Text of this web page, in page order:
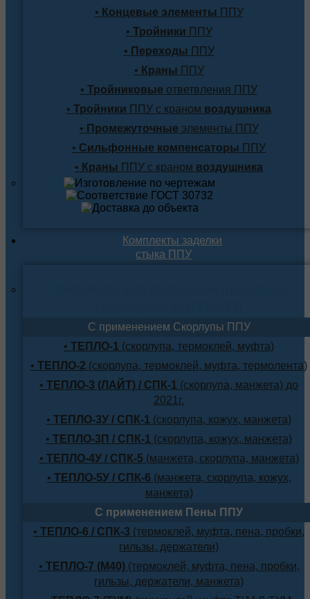
• Концевые элементы ППУ
• Тройники ППУ
• Переходы ППУ
• Краны ППУ
• Тройниковые ответвления ППУ
• Тройники ППУ с краном воздушника
• Промежуточные элементы ППУ
• Сильфонные компенсаторы ППУ
• Краны ППУ с краном воздушника
Комплекты заделки
стыка ППУ
С применением Скорлупы ППУ
• ТЕПЛО-1 (скорлупа, термоклей, муфта)
• ТЕПЛО-2 (скорлупа, термоклей, муфта, термолента)
• ТЕПЛО-3 (ЛАЙТ) / СПК-1 (скорлупа, манжета) до
2021г.
• ТЕПЛО-3У / СПК-1 (скорлупа, кожух, манжета)
• ТЕПЛО-3П / СПК-1 (скорлупа, кожух, манжета)
• ТЕПЛО-4У / СПК-5 (манжета, скорлупа, манжета)
• ТЕПЛО-5У / СПК-6 (манжета, скорлупа, кожух,
манжета)
С применением Пены ППУ
• ТЕПЛО-6 / СПК-3 (термоклей, муфта, пена, пробки,
гильзы, держатели)
• ТЕПЛО-7 (М40)(термоклей, муфта, пена, пробки,
гильзы, держатели, манжета)